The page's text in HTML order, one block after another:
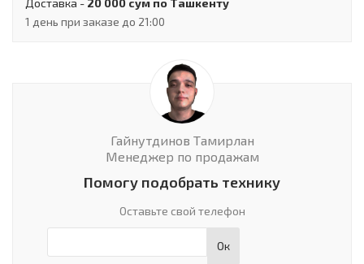
1 день при заказе до 21:00
Гайнутдинов Тамирлан
Менеджер по продажам
Помогу подобрать технику
Оставьте свой телефон
Ок